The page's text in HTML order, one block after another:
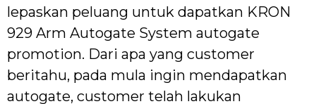
lepaskan peluang untuk dapatkan KRON
929 Arm Autogate System autogate
promotion. Dari apa yang customer
beritahu, pada mula ingin mendapatkan
autogate, customer telah lakukan